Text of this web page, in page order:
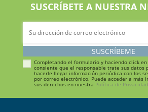
SUSCRÍBETE A NUESTRA
SUSCRÍBEME
Completando el formulario y haciendo click en
consiente que el responsable trate sus datos
hacerle llegar información periódica con los
por correo electrónico. Puede acceder a más
sus derechos en nuestra Política de Privacidad